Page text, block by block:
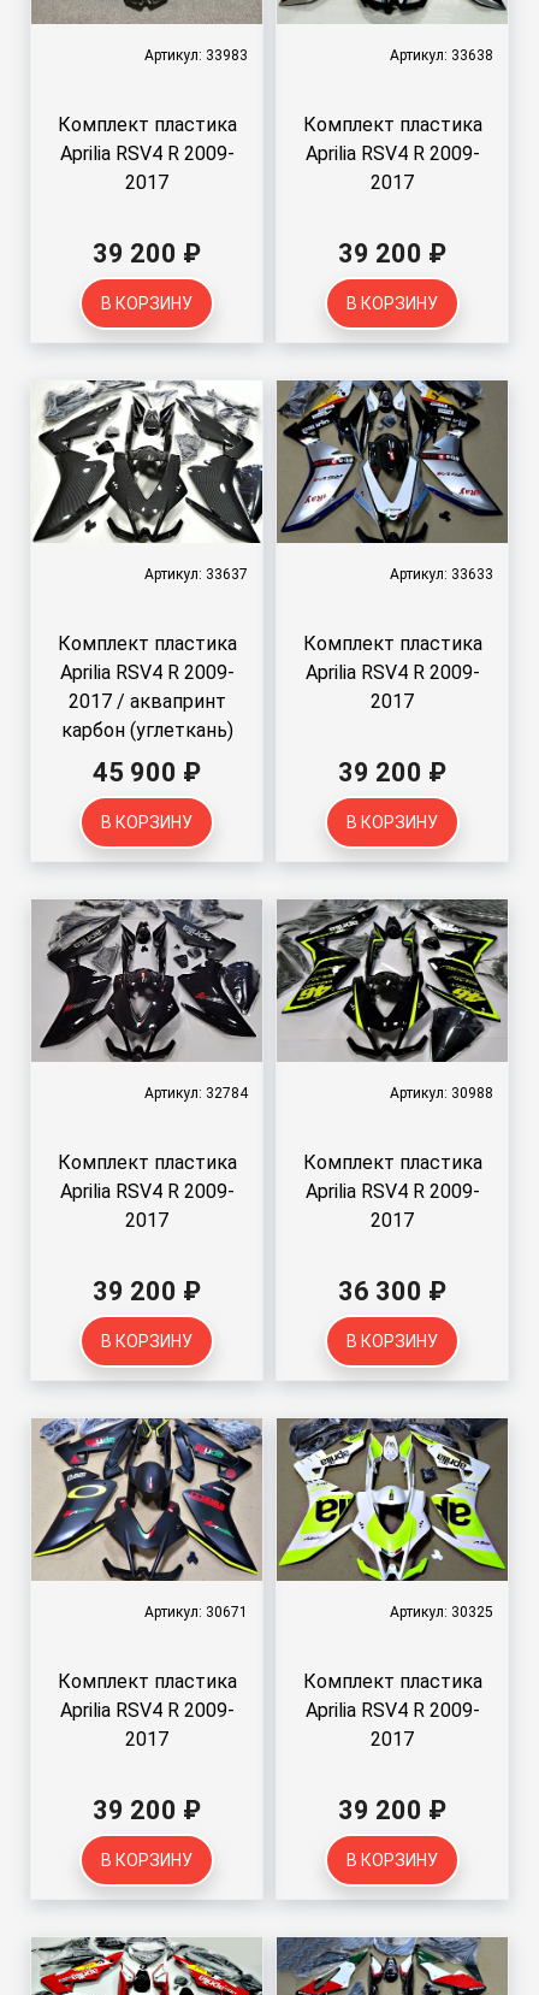
Артикул: 33983
Комплект пластика
Aprilia RSV4 R 2009-
2017
39 200 ₽
В КОРЗИНУ
Артикул: 33638
Комплект пластика
Aprilia RSV4 R 2009-
2017
39 200 ₽
В КОРЗИНУ
Артикул: 33637
Комплект пластика
Aprilia RSV4 R 2009-
2017 / аквапринт
карбон (углеткань)
45 900 ₽
В КОРЗИНУ
Артикул: 33633
Комплект пластика
Aprilia RSV4 R 2009-
2017
39 200 ₽
В КОРЗИНУ
Артикул: 32784
Комплект пластика
Aprilia RSV4 R 2009-
2017
39 200 ₽
В КОРЗИНУ
Артикул: 30988
Комплект пластика
Aprilia RSV4 R 2009-
2017
36 300 ₽
В КОРЗИНУ
Артикул: 30671
Комплект пластика
Aprilia RSV4 R 2009-
2017
39 200 ₽
В КОРЗИНУ
Артикул: 30325
Комплект пластика
Aprilia RSV4 R 2009-
2017
39 200 ₽
В КОРЗИНУ